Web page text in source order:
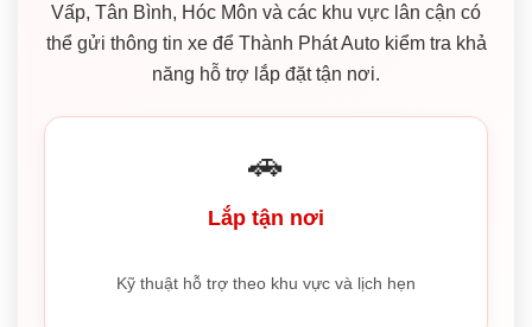
Vấp, Tân Bình, Hóc Môn và các khu vực lân cận có
thể gửi thông tin xe để Thành Phát Auto kiểm tra khả
năng hỗ trợ lắp đặt tận nơi.
🚗
Lắp tận nơi
Kỹ thuật hỗ trợ theo khu vực và lịch hẹn